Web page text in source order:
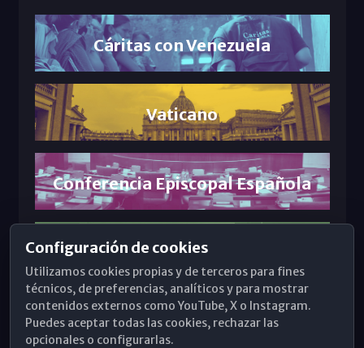
Cáritas con Venezuela
Vaticano
Conferencia Episcopal Española
Por tantos
Plan Málaga Sacra
Configuración de cookies
Utilizamos cookies propias y de terceros para fines
técnicos, de preferencias, analíticos y para mostrar
contenidos externos como YouTube, X o Instagram.
Puedes aceptar todas las cookies, rechazar las
opcionales o configurarlas.